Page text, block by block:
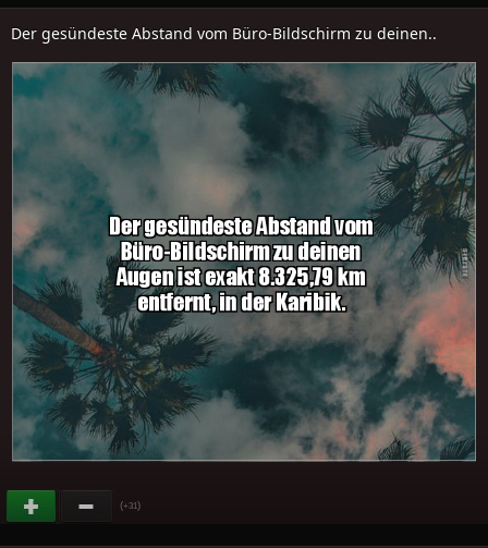
Der gesündeste Abstand vom Büro-Bildschirm zu deinen..
(+31)